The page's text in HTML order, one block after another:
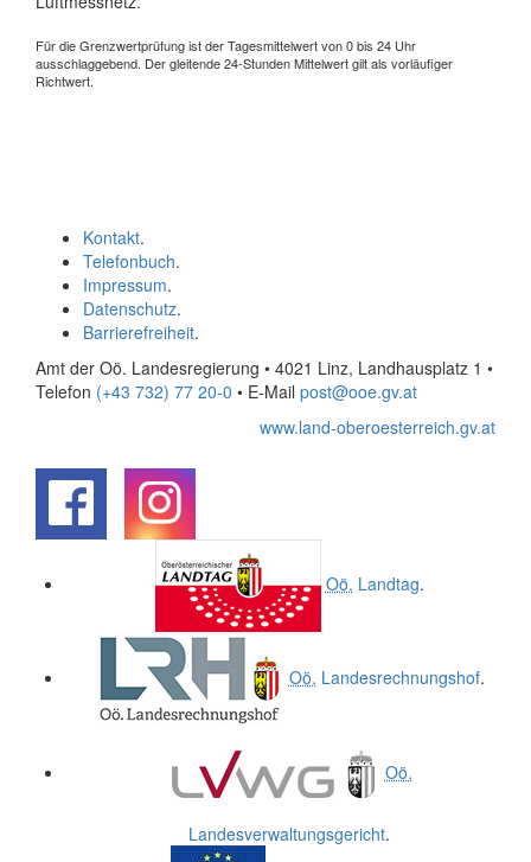
Für die Grenzwertprüfung ist der Tagesmittelwert von 0 bis 24 Uhr
ausschlaggebend. Der gleitende 24-Stunden Mittelwert gilt als vorläufiger
Richtwert.
Kontakt.
Telefonbuch.
Impressum.
Datenschutz.
Barrierefreiheit.
Amt der Oö. Landesregierung • 4021 Linz, Landhausplatz 1 •
Telefon (+43 732) 77 20-0 • E-Mail post@ooe.gv.at
www.land-oberoesterreich.gv.at
Oö. Landtag.
Oö. Landesrechnungshof.
Oö.
Landesverwaltungsgericht.